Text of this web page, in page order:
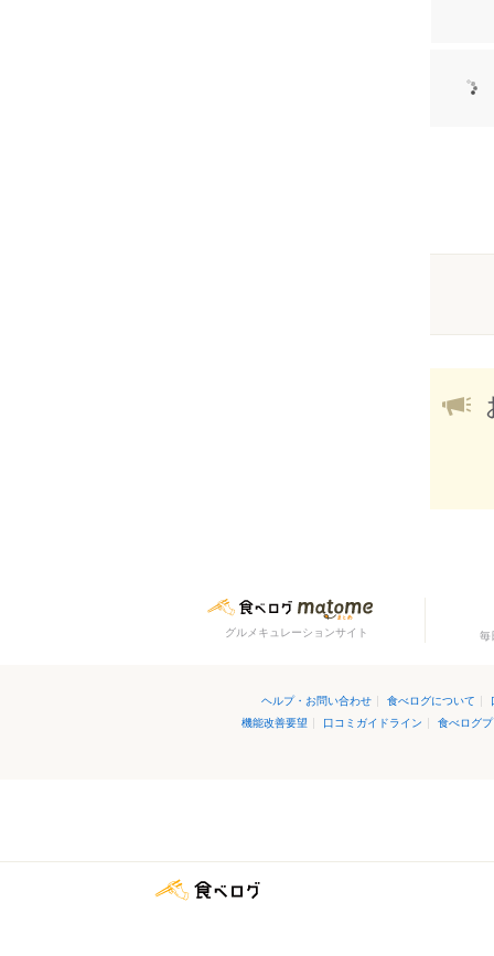
グルメキュレーションサイト 毎
ヘルプ・お問い合わせ | 食べログについて |
機能改善要望 | 口コミガイドライン | 食べログ